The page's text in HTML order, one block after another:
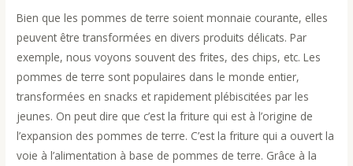
Bien que les pommes de terre soient monnaie courante, elles
peuvent être transformées en divers produits délicats. Par
exemple, nous voyons souvent des frites, des chips, etc. Les
pommes de terre sont populaires dans le monde entier,
transformées en snacks et rapidement plébiscitées par les
jeunes. On peut dire que c’est la friture qui est à l’origine de
l’expansion des pommes de terre. C’est la friture qui a ouvert la
voie à l’alimentation à base de pommes de terre. Grâce à la